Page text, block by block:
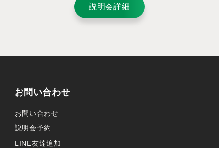
説明会詳細
お問い合わせ
お問い合わせ
説明会予約
LINE友達追加